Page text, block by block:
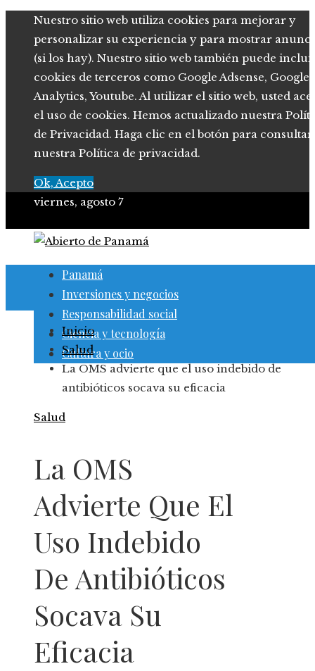
Nuestro sitio web utiliza cookies para mejorar y
personalizar su experiencia y para mostrar
(si los hay). Nuestro sitio web también puede
cookies de terceros como Google Adsense, Google
Analytics, Youtube. Al utilizar el sitio web, usted
el uso de cookies. Hemos actualizado nuestra
de Privacidad. Haga clic en el botón para consultar
nuestra Política de privacidad.
Ok, Acepto
viernes, agosto 7
Panamá
Inversiones y negocios
Responsabilidad social
Ciencia y tecnología
Cultura y ocio
Inicio
Salud
La OMS advierte que el uso indebido de
antibióticos socava su eficacia
Salud
La OMS
Advierte Que El
Uso Indebido
De Antibióticos
Socava Su
Eficacia